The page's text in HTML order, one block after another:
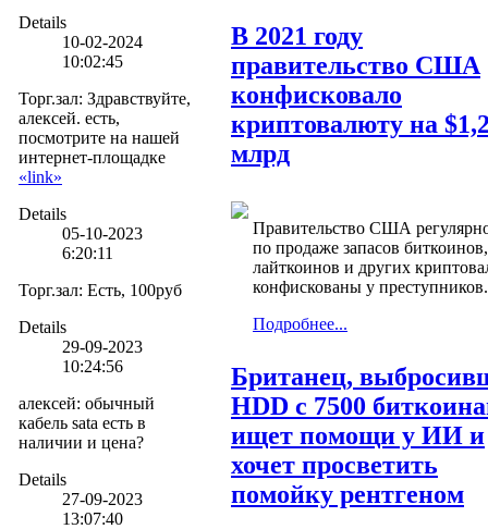
Details
10-02-2024
10:02:45
Торг.зал: Здравствуйте,
алексей. есть,
посмотрите на нашей
интернет-площадке
«link»
Details
05-10-2023
6:20:11
Торг.зал: Есть, 100руб
Details
29-09-2023
10:24:56
алексей: обычный
кабель sata есть в
наличии и цена?
Details
27-09-2023
13:07:40
В 2021 году
правительство США
конфисковало
криптовалюту на
млрд
Правительство США
по продаже запасов
лайткоинов и других
конфискованы у преступников.
Подробнее...
Британец,
HDD с 7500
ищет помощи у ИИ и
хочет просветить
помойку рентгеном